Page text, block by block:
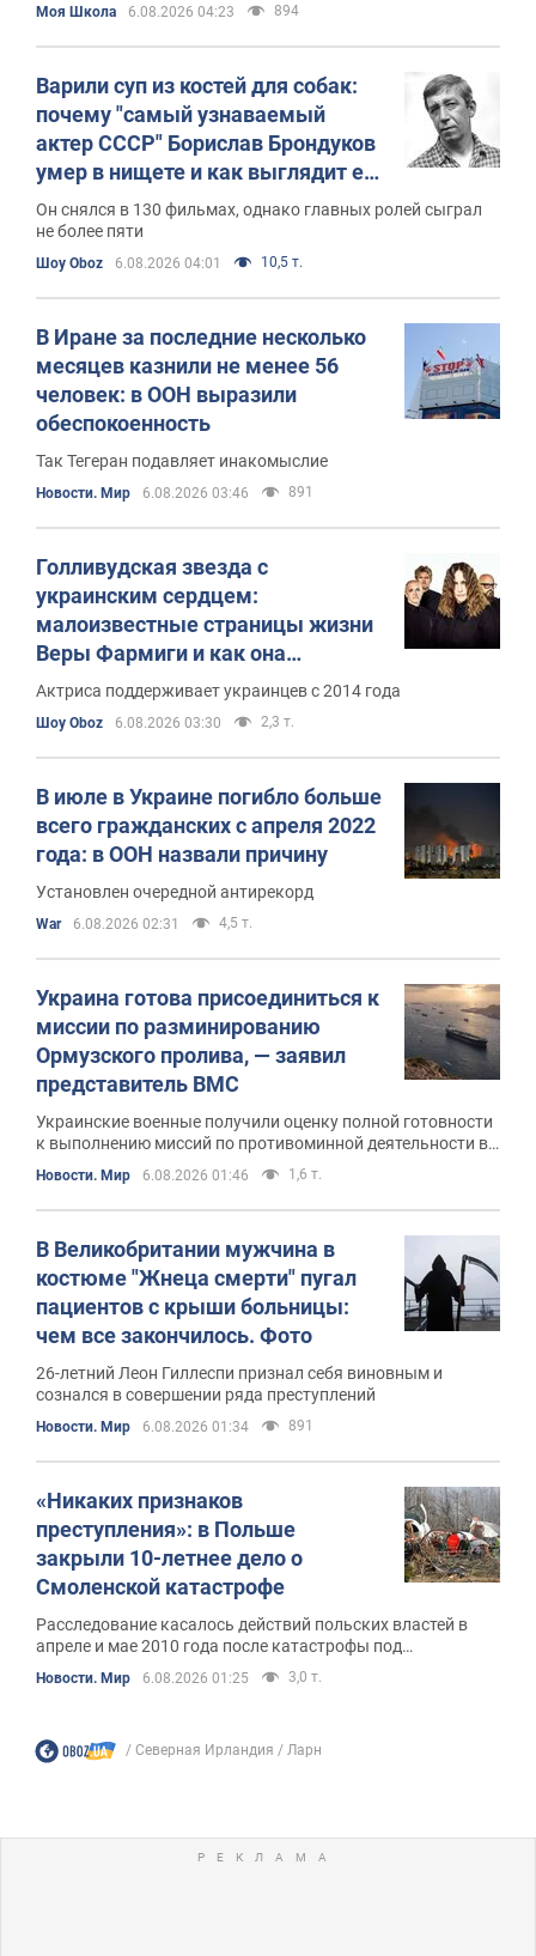
Моя Школа 6.08.2026 04:23 894
Варили суп из костей для собак:
почему "самый узнаваемый
актер СССР" Борислав Брондуков
умер в нищете и как выглядит его
скромная могила
Он снялся в 130 фильмах, однако главных ролей сыграл
не более пяти
Шоу Oboz 6.08.2026 04:01 10,5 т.
В Иране за последние несколько
месяцев казнили не менее 56
человек: в ООН выразили
обеспокоенность
Так Тегеран подавляет инакомыслие
Новости. Мир 6.08.2026 03:46 891
Голливудская звезда с
украинским сердцем:
малоизвестные страницы жизни
Веры Фармиги и как она
заставляет американцев не
Актриса поддерживает украинцев с 2014 года
Шоу Oboz 6.08.2026 03:30 2,3 т.
В июле в Украине погибло больше
всего гражданских с апреля 2022
года: в ООН назвали причину
Установлен очередной антирекорд
War 6.08.2026 02:31 4,5 т.
Украина готова присоединиться к
миссии по разминированию
Ормузского пролива, — заявил
представитель ВМС
Украинские военные получили оценку полной готовности
к выполнению миссий по противоминной деятельности в
Новости. Мир 6.08.2026 01:46 1,6 т.
В Великобритании мужчина в
костюме "Жнеца смерти" пугал
пациентов с крыши больницы:
чем все закончилось. Фото
26-летний Леон Гиллеспи признал себя виновным и
сознался в совершении ряда преступлений
Новости. Мир 6.08.2026 01:34 891
«Никаких признаков
преступления»: в Польше
закрыли 10-летнее дело о
Смоленской катастрофе
Расследование касалось действий польских властей в
апреле и мае 2010 года после катастрофы под
Новости. Мир 6.08.2026 01:25 3,0 т.
Северная Ирландия Ларн